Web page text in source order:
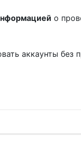
о
аккаунты без